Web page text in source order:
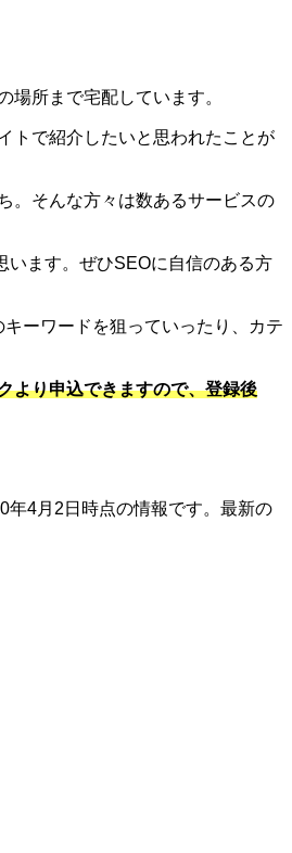
所まで宅配しています。
トで紹介したいと思われたことが
。そんな方々は数あるサービスの
います。ぜひSEOに自信のある方
ーワードを狙っていったり、カテ
より申込できますので、登録後
年4月2日時点の情報です。最新の